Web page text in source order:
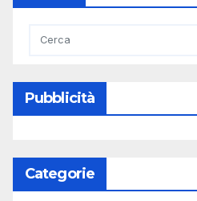
Pubblicità
Categorie